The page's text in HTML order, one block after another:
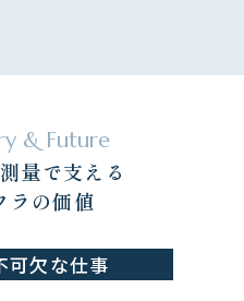
& Future
量で支える
ラの価値
可欠な仕事